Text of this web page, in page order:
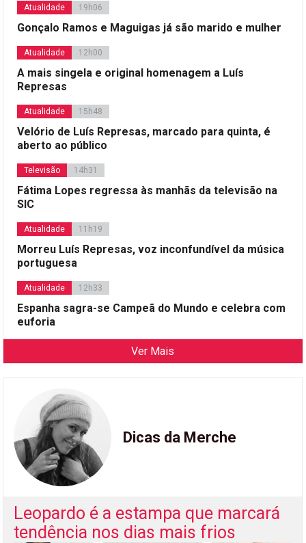
Atualidade 19h06
Gonçalo Ramos e Maguigas já são marido e mulher
Atualidade 12h00
A mais singela e original homenagem a Luís
Represas
Atualidade 15h48
Velório de Luís Represas, marcado para quinta, é
aberto ao público
Televisão 14h31
Fátima Lopes regressa às manhãs da televisão na
SIC
Atualidade 11h19
Morreu Luís Represas, voz inconfundível da música
portuguesa
Atualidade 12h33
Espanha sagra-se Campeã do Mundo e celebra com
euforia
Ver Mais
Dicas da Merche
Leopardo é a estampa que marcará
tendência nos dias mais frios